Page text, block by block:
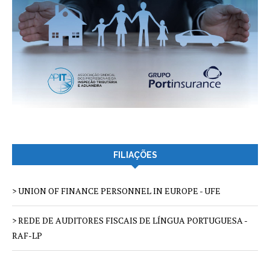
FILIAÇÕES
> UNION OF FINANCE PERSONNEL IN EUROPE - UFE
> REDE DE AUDITORES FISCAIS DE LÍNGUA PORTUGUESA -
RAF-LP